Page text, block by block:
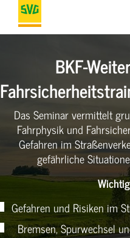
BKF-
Das Seminar vermittelt
Fahrphysik und
Gefahren im
gefährliche
Gefahren und Risiken im
Bremsen, Spurwechsel